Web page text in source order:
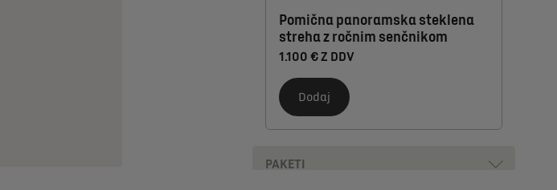
Pomična panoramska steklena
streha z ročnim senčnikom
1.100 € Z DDV
Dodaj
PAKETI